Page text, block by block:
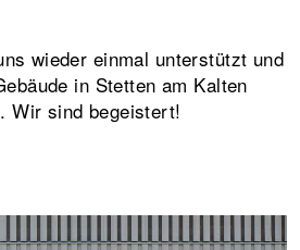
wieder einmal unterstützt und
in Stetten am Kalten
Wir sind begeistert!